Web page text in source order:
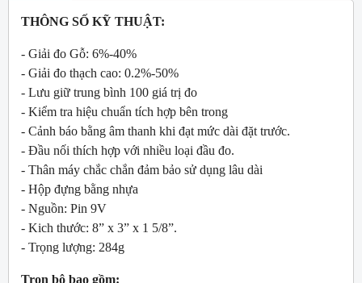
THÔNG SỐ KỸ THUẬT:
- Giải đo Gỗ: 6%-40%
- Giải đo thạch cao: 0.2%-50%
- Lưu giữ trung bình 100 giá trị đo
- Kiểm tra hiệu chuẩn tích hợp bên trong
- Cảnh báo bằng âm thanh khi đạt mức dài đặt trước.
- Đầu nối thích hợp với nhiều loại đầu đo.
- Thân máy chắc chắn đảm bảo sử dụng lâu dài
- Hộp đựng bằng nhựa
- Nguồn: Pin 9V
- Kich thước: 8” x 3” x 1 5/8”.
- Trọng lượng: 284g
Trọn bộ bao gồm: